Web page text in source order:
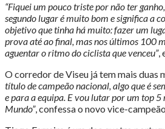
“Fiquei um pouco triste por não ter
segundo lugar é muito bom e significa a
objetivo que tinha há muito: fazer um
prova até ao final, mas nos últimos 100
aguentar o ritmo do ciclista que venceu”,
O corredor de Viseu já tem mais duas
título de campeão nacional, algo que é
e para a equipa. E vou lutar por um top 5
Mundo”, confessa o novo vice-